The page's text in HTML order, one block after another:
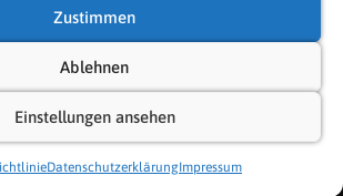
Zustimmen
Ablehnen
Einstellungen ansehen
DatenschutzerklärungImpressum
| Präsentiert vonWordPress